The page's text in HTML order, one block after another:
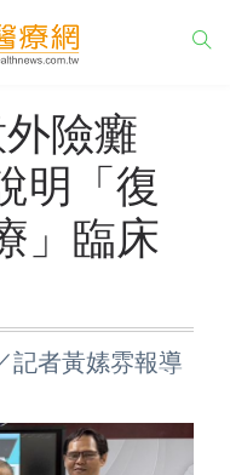
險癱
明「復
」臨床
者黃嫊雰報導